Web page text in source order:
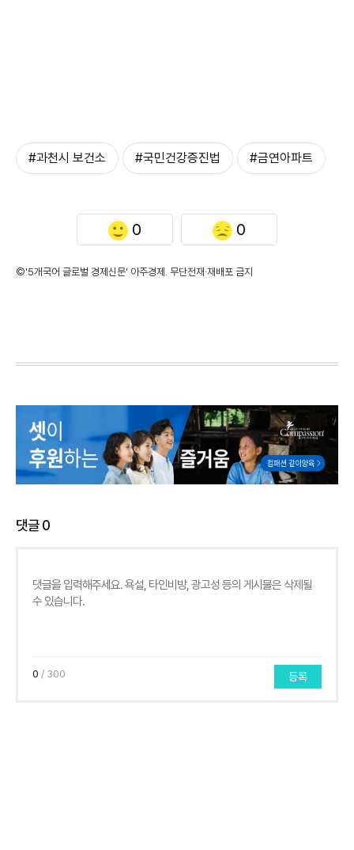
#과천시 보건소 #국민건강증진법 #금연아파트
0 0
©'5개국어 글로벌 경제신문' 아주경제. 무단전재·재배포 금지
댓글0
0 / 300 등록